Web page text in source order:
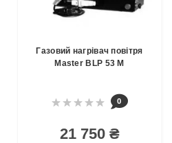
Газовий нагрівач повітря
Master BLP 53 M
0
21 750 ₴